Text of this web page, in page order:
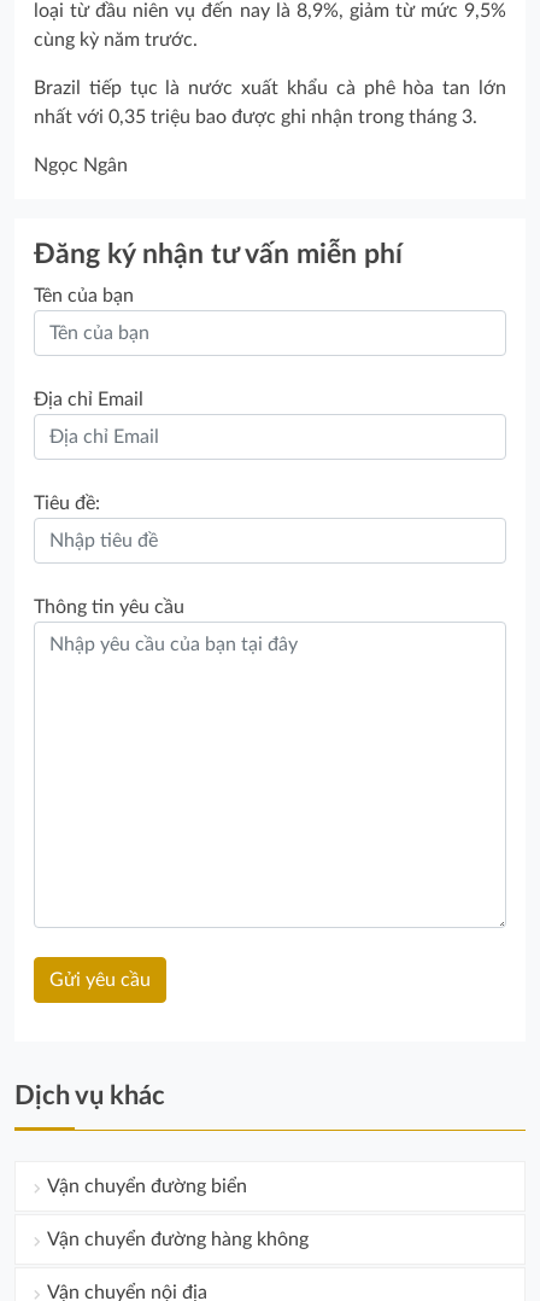
loại từ đầu niên vụ đến nay là 8,9%, giảm từ mức 9,5%
cùng kỳ năm trước.
Brazil tiếp tục là nước xuất khẩu cà phê hòa tan lớn
nhất với 0,35 triệu bao được ghi nhận trong tháng 3.
Ngọc Ngân
Đăng ký nhận tư vấn miễn phí
Tên của bạn
Địa chỉ Email
Tiêu đề:
Thông tin yêu cầu
Dịch vụ khác
Vận chuyển đường biển
Vận chuyển đường hàng không
Vận chuyển nội địa